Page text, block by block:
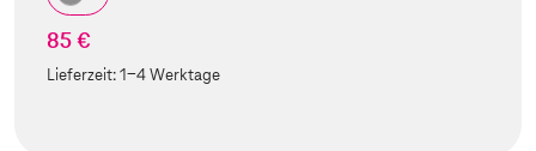
85 €
Lieferzeit:1-4 Werktage